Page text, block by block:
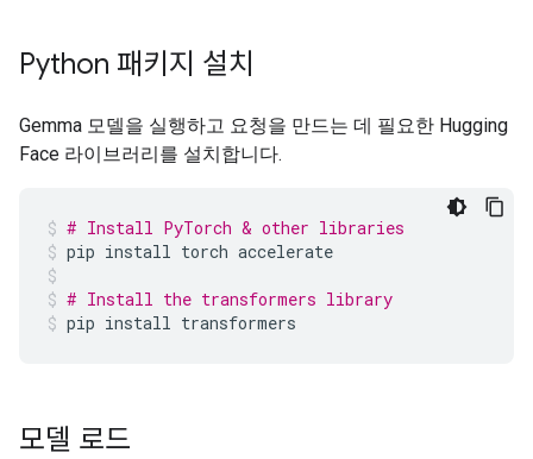
Python 패키지 설치
Gemma 모델을 실행하고 요청을 만드는 데 필요한 Hugging
Face 라이브러리를 설치합니다.
# Install PyTorch & other libraries
pip install torch accelerate
# Install the transformers library
pip install transformers
모델 로드